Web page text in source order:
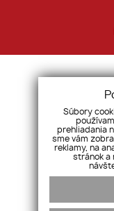
Súbory
prehliadania
sme vám
reklamy, na
stránok a